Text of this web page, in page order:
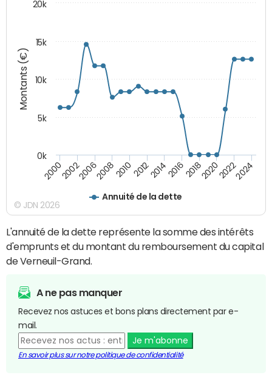
Montants (€)
Annuité de la dette
200020022006200820102012201420162018202020222024
0k
5k
10k
15k
20k
© JDN 2026
L'annuité de la dette représente la somme des intérêts
d'emprunts et du montant du remboursement du capital
de Verneuil-Grand.
A ne pas manquer
Recevez nos astuces et bons plans directement par e-
mail.
Je m'abonne
En savoir plus sur notre politique de confidentialité